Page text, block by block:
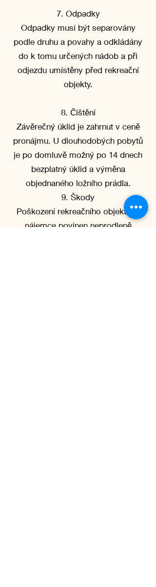
7. Odpadky
Odpadky musí být separovány
podle druhu a povahy a odkládány
do k tomu určených nádob a při
odjezdu umístěny před rekreační
objekty.
8. Čištění
Závěrečný úklid je zahrnut v ceně
pronájmu. U dlouhodobých pobytů
je po domluvě možný po 14 dnech
bezplatný úklid a výměna
objednaného ložního prádla.
9. Škody
Poškození rekreačního objektu je
nájemce povinen neprodleně